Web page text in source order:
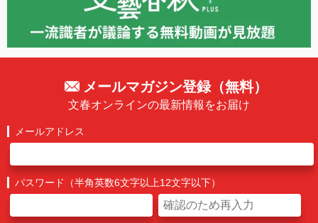
メールマガジン登録（無料）
文春オンラインの最新情報をお届け
メールアドレス
パスワード（半角英数6文字以上12文字以下）